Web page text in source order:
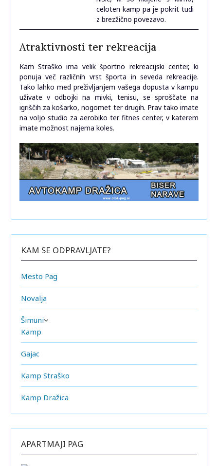
celoten kamp pa je pokrit tudi
z brezžično povezavo.
Atraktivnosti ter rekreacija
Kam Straško ima velik športno rekreacijski center, ki
ponuja več različnih vrst športa in seveda rekreacije.
Tako lahko med preživljanjem vašega dopusta v kampu
uživate v odbojki na mivki, tenisu, se sproščate na
igriščih za košarko, nogomet ter drugih. Prav tako imate
na voljo studio za aerobiko ter fitnes center, v katerem
imate možnost najema koles.
KAM SE ODPRAVLJATE?
Mesto Pag
Novalja
Šimuni
Kamp
Gajac
Kamp Straško
Kamp Dražica
APARTMAJI PAG